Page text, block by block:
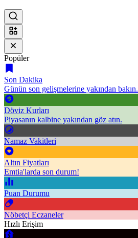
Popüler
Son Dakika
Günün son gelişmelerine yakından bakın.
Döviz Kurları
Piyasanın kalbine yakından göz atın.
Namaz Vakitleri
Altın Fiyatları
Emtia'larda son durum!
Puan Durumu
Nöbetçi Eczaneler
Hızlı Erişim